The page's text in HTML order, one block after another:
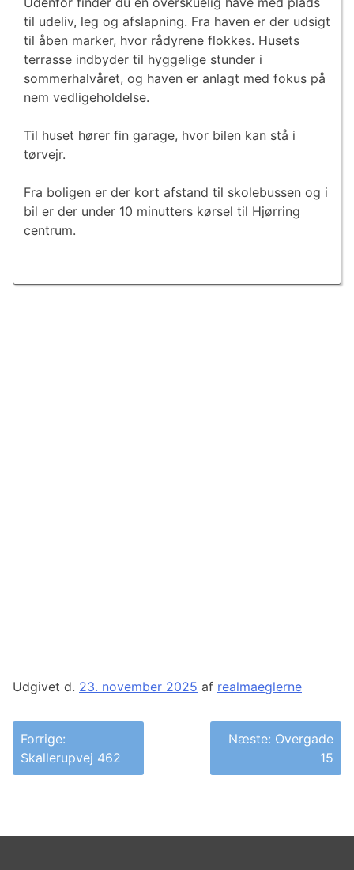
til udeliv, leg og afslapning. Fra haven er der udsigt
til åben marker, hvor rådyrene flokkes. Husets
terrasse indbyder til hyggelige stunder i
sommerhalvåret, og haven er anlagt med fokus på
nem vedligeholdelse.
Til huset hører fin garage, hvor bilen kan stå i
tørvejr.
Fra boligen er der kort afstand til skolebussen og i
bil er der under 10 minutters kørsel til Hjørring
centrum.
Udgivet d. 23. november 2025 af realmaeglerne
Indlægsnavigation
Forrige:
Skallerupvej 462
Næste: Overgade
15